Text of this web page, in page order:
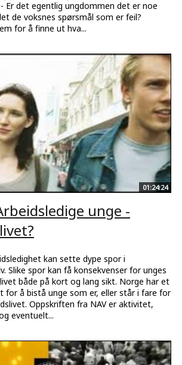
Er det egentlig ungdommen det er noe
de voksnes spørsmål som er feil?
for å finne ut hva...
01:24:24
unge -
kan sette dype spor i
Slike spor kan få konsekvenser for unges
både på kort og lang sikt. Norge har et
for å bistå unge som er, eller står i fare for
Oppskriften fra NAV er aktivitet,
eventuelt...